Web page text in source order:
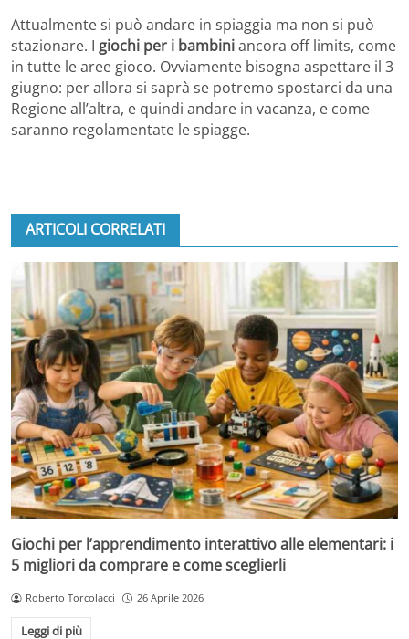
Attualmente si può andare in spiaggia ma non si può
stazionare. I giochi per i bambiniancora off limits, come
in tutte le aree gioco. Ovviamente bisogna aspettare il 3
giugno: per allora si saprà se potremo spostarci da una
Regione all’altra, e quindi andare in vacanza, e come
saranno regolamentate le spiagge.
ARTICOLI CORRELATI
Giochi per l’apprendimento interattivo alle elementari: i
5 migliori da comprare e come sceglierli
Roberto Torcolacci 26 Aprile 2026
Leggi di più